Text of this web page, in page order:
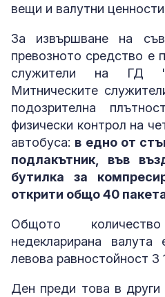
вещи и валутни
За извършване на
превозното средство е
служители на ГД
Митническите
подозрителна
физически контрол на
автобуса: в едно от
подлакътник, във
бутилка за
открити общо 40
Общото
недекларирана
левова равностойност 3
Ден преди това в други